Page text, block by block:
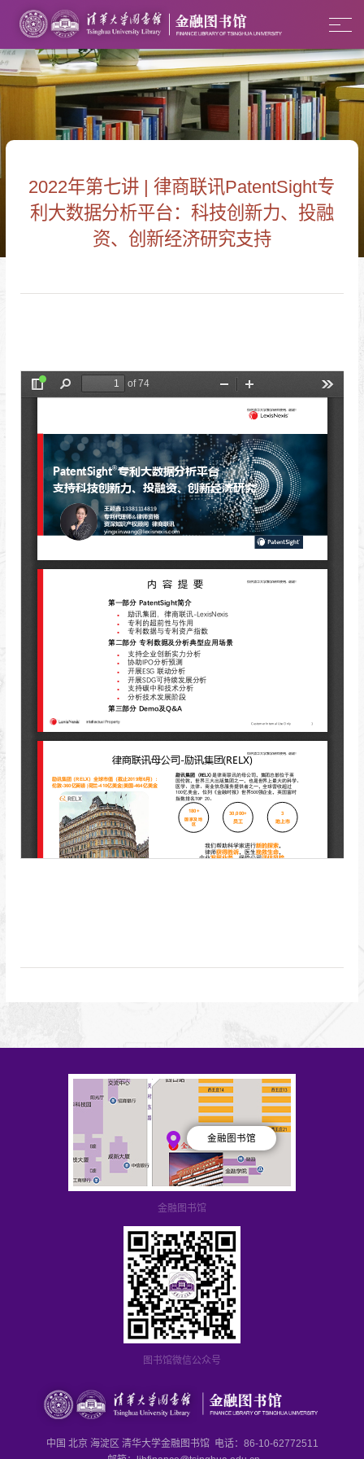
2022年第七讲 | 律商联讯PatentSight专
利大数据分析平台：科技创新力、投融
资、创新经济研究支持
中国 北京 海淀区 清华大学金融图书馆 电话：86-10-62772511
金融图书馆
金融图书馆
图书馆微信公众号